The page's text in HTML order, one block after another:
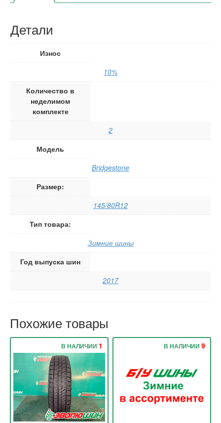
Детали
Износ
10%
Количество в
неделимом
комплекте
2
Модель
Bridgestone
Размер:
145/80R12
Тип товара:
Зимние шины
Год выпуска шин
2017
Похожие товары
В НАЛИЧИИ 1 В НАЛИЧИИ 9